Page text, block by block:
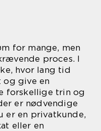
for mange, men
proces. I
hvor lang tid
og give en
forskellige trin og
er nødvendige
er en privatkunde,
eller en